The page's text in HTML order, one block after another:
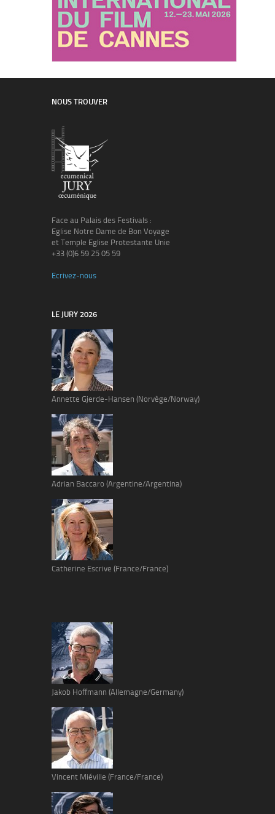
NOUS TROUVER
Face au Palais des Festivals :
Eglise Notre Dame de Bon Voyage
et Temple Eglise Protestante Unie
+33 (0)6 59 25 05 59
Ecrivez-nous
LE JURY 2026
Annette Gjerde-Hansen (Norvège/Norway)
Adrian Baccaro (Argentine/Argentina)
Catherine Escrive (France/France)
Jakob Hoffmann (Allemagne/Germany)
Vincent Miéville (France/France)